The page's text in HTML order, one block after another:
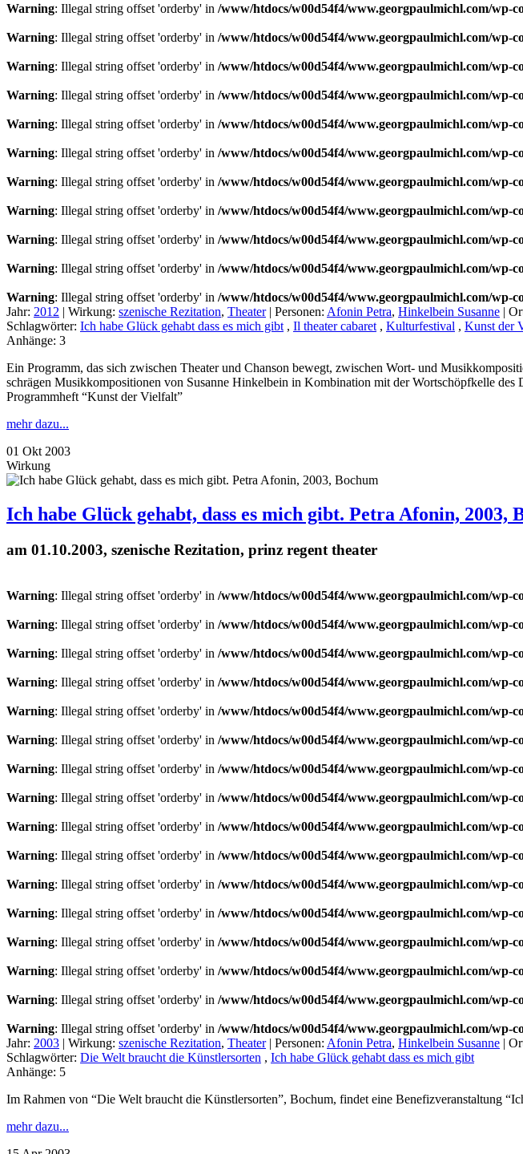
Warning: Illegal string offset 'orderby' in /www/htdocs/w00d54f4/www.georgpaulmichl.com/wp-
Warning: Illegal string offset 'orderby' in /www/htdocs/w00d54f4/www.georgpaulmichl.com/wp-
Warning: Illegal string offset 'orderby' in /www/htdocs/w00d54f4/www.georgpaulmichl.com/wp-
Warning: Illegal string offset 'orderby' in /www/htdocs/w00d54f4/www.georgpaulmichl.com/wp-
Warning: Illegal string offset 'orderby' in /www/htdocs/w00d54f4/www.georgpaulmichl.com/wp-
Warning: Illegal string offset 'orderby' in /www/htdocs/w00d54f4/www.georgpaulmichl.com/wp-
Warning: Illegal string offset 'orderby' in /www/htdocs/w00d54f4/www.georgpaulmichl.com/wp-
Warning: Illegal string offset 'orderby' in /www/htdocs/w00d54f4/www.georgpaulmichl.com/wp-
Warning: Illegal string offset 'orderby' in /www/htdocs/w00d54f4/www.georgpaulmichl.com/wp-
Warning: Illegal string offset 'orderby' in /www/htdocs/w00d54f4/www.georgpaulmichl.com/wp-
Warning: Illegal string offset 'orderby' in /www/htdocs/w00d54f4/www.georgpaulmichl.com/wp-
Jahr: 2012 | Wirkung: szenische Rezitation, Theater| Personen: Afonin Petra, Hinkelbein Susanne |
Schlagwörter: Ich habe Glück gehabt dass es mich gibt , Il theater cabaret , Kulturfestival , Kunst der
Anhänge: 3
Ein Programm, das sich zwischen Theater und Chanson bewegt, zwischen Wort- und
schrägen Musikkompositionen von Susanne Hinkelbein in Kombination mit der Wortschöpfkelle
Programmheft “Kunst der Vielfalt”
mehr dazu...
01 Okt 2003
Wirkung
Ich habe Glück gehabt, dass es mich gibt. Petra Afonin, 2003,
am 01.10.2003, szenische Rezitation, prinz regent theater
Warning: Illegal string offset 'orderby' in /www/htdocs/w00d54f4/www.georgpaulmichl.com/wp-
Warning: Illegal string offset 'orderby' in /www/htdocs/w00d54f4/www.georgpaulmichl.com/wp-
Warning: Illegal string offset 'orderby' in /www/htdocs/w00d54f4/www.georgpaulmichl.com/wp-
Warning: Illegal string offset 'orderby' in /www/htdocs/w00d54f4/www.georgpaulmichl.com/wp-
Warning: Illegal string offset 'orderby' in /www/htdocs/w00d54f4/www.georgpaulmichl.com/wp-
Warning: Illegal string offset 'orderby' in /www/htdocs/w00d54f4/www.georgpaulmichl.com/wp-
Warning: Illegal string offset 'orderby' in /www/htdocs/w00d54f4/www.georgpaulmichl.com/wp-
Warning: Illegal string offset 'orderby' in /www/htdocs/w00d54f4/www.georgpaulmichl.com/wp-
Warning: Illegal string offset 'orderby' in /www/htdocs/w00d54f4/www.georgpaulmichl.com/wp-
Warning: Illegal string offset 'orderby' in /www/htdocs/w00d54f4/www.georgpaulmichl.com/wp-
Warning: Illegal string offset 'orderby' in /www/htdocs/w00d54f4/www.georgpaulmichl.com/wp-
Warning: Illegal string offset 'orderby' in /www/htdocs/w00d54f4/www.georgpaulmichl.com/wp-
Warning: Illegal string offset 'orderby' in /www/htdocs/w00d54f4/www.georgpaulmichl.com/wp-
Warning: Illegal string offset 'orderby' in /www/htdocs/w00d54f4/www.georgpaulmichl.com/wp-
Warning: Illegal string offset 'orderby' in /www/htdocs/w00d54f4/www.georgpaulmichl.com/wp-
Warning: Illegal string offset 'orderby' in /www/htdocs/w00d54f4/www.georgpaulmichl.com/wp-
Jahr: 2003 | Wirkung: szenische Rezitation, Theater| Personen: Afonin Petra, Hinkelbein Susanne |
Schlagwörter: Die Welt braucht die Künstlersorten , Ich habe Glück gehabt dass es mich gibt
Anhänge: 5
Im Rahmen von “Die Welt braucht die Künstlersorten”, Bochum, findet eine Benefizveranstaltung
mehr dazu...